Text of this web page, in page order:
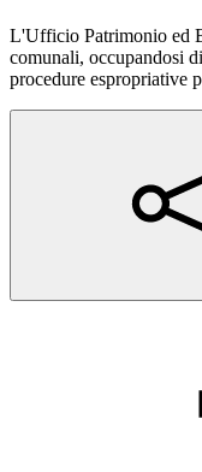
L'Ufficio Patrimonio ed
comunali, occupandosi
procedure espropriative